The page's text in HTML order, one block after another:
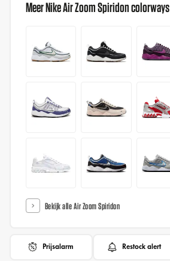
Meer Nike Air Zoom Spiridon colorways
Bekijk alle Air Zoom Spiridon
Prijsalarm Restock alert